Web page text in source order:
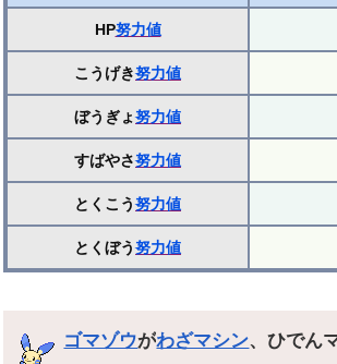
HP努力値
こうげき努力値
ぼうぎょ努力値
すばやさ努力値
とくこう努力値
とくぼう努力値
ゴマゾウがわざマシン、ひでん